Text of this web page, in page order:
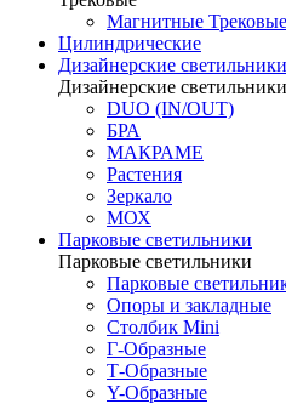
Магнитные Трековые
Цилиндрические
Дизайнерские светильники
Дизайнерские светильники
DUO (IN/OUT)
БРА
МАКРАМЕ
Растения
Зеркало
МОХ
Парковые светильники
Парковые светильники
Парковые
Опоры и закладные
Столбик Mini
Г-Образные
Т-Образные
Y-Образные